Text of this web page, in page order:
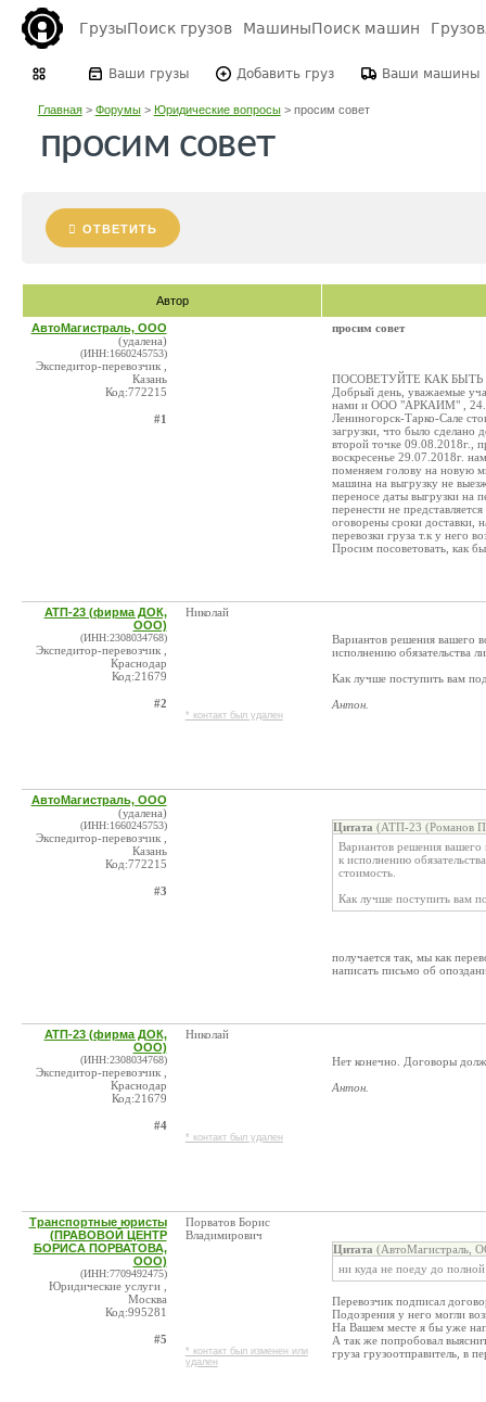
ГрузыПоиск грузов МашиныПоиск машин
Ваши грузы Добавить груз Ваши машины
Главная> Форумы> Юридические вопросы> просим совет
просим совет
ОТВЕТИТЬ
Автор
АвтоМагистраль, ООО
(удалена)
(ИНН:1660245753)
Экспедитор-перевозчик ,
Казань
Код:772215
#1
просим совет
ПОСОВЕТУЙТЕ КАК БЫТЬ
Добрый день, уважаемые
нами и ООО "АРКАИМ" ,
Лениногорск-Тарко-Сале
загрузки, что было сделано
второй точке 09.08.2018г.,
воскресенье 29.07.2018г.
поменяем голову на новую
машина на выгрузку не
переносе даты выгрузки на
перенести не
оговорены сроки доставки,
перевозки груза т.к у него
Просим посоветовать, как
АТП-23 (фирма ДОК,
ООО)
(ИНН:2308034768)
Экспедитор-перевозчик ,
Краснодар
Код:21679
#2
Николай
* контакт был удален
Вариантов решения вашего
исполнению обязательства
Как лучше поступить вам
Антон.
АвтоМагистраль, ООО
(удалена)
(ИНН:1660245753)
Экспедитор-перевозчик ,
Казань
Код:772215
#3
Цитата (АТП-23 (Романов
Вариантов решения
к исполнению
стоимость.
Как лучше поступить вам
получается так, мы как
написать письмо об
АТП-23 (фирма ДОК,
ООО)
(ИНН:2308034768)
Экспедитор-перевозчик ,
Краснодар
Код:21679
#4
Николай
* контакт был удален
Нет конечно. Договоры
Антон.
Транспортные юристы
(ПРАВОВОЙ ЦЕНТР
БОРИСА ПОРВАТОВА,
ООО)
(ИНН:7709492475)
Юридические услуги ,
Москва
Код:995281
#5
Порватов Борис
Владимирович
* контакт был изменен или
удален
Цитата (АвтоМагистраль,
ни куда не поеду до полной
Перевозчик подписал
Подозрения у него могли
На Вашем месте я бы уже
А так же попробовал
груза грузоотправитель, в